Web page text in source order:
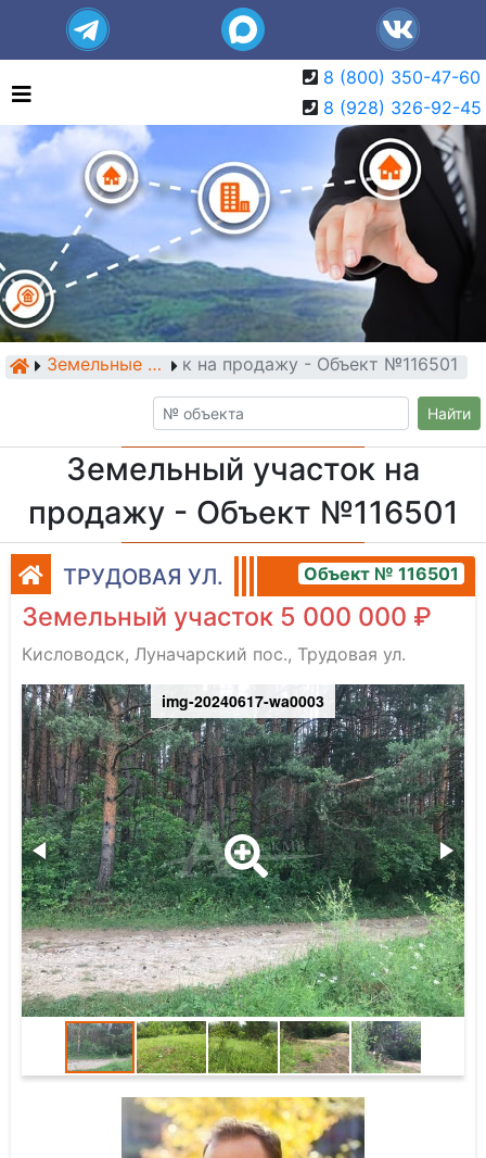
8 (800) 350-47-60
8 (928) 326-92-45
Земельные участки
Земельный участок на продажу - Объект №116501
Найти
Земельный участок на
продажу - Объект №116501
ТРУДОВАЯ УЛ. Объект № 116501
Земельный участок 5 000 000 ₽
Кисловодск, Луначарский пос., Трудовая ул.
img-20240617-wa0003